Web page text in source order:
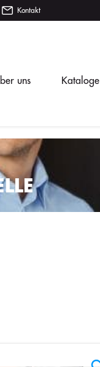
Kontakt
uns Kataloge